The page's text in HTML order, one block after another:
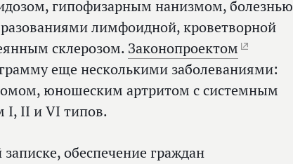
гипофизарным нанизмом, болезнью
лимфоидной, кроветворной
склерозом. Законопроектом
еще несколькими заболеваниями:
юношеским артритом с системным
I, II и VI типов.
обеспечение граждан